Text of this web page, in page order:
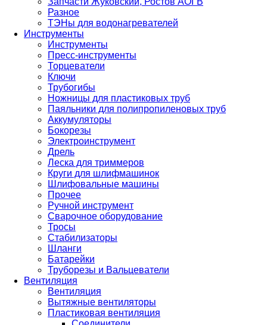
Разное
ТЭНы для водонагревателей
Инструменты
Инструменты
Пресс-инструменты
Торцеватели
Ключи
Трубогибы
Ножницы для пластиковых труб
Паяльники для полипропиленовых труб
Аккумуляторы
Бокорезы
Электроинструмент
Дрель
Леска для триммеров
Круги для шлифмашинок
Шлифовальные машины
Прочее
Ручной инструмент
Сварочное оборудование
Тросы
Стабилизаторы
Шланги
Батарейки
Труборезы и Вальцеватели
Вентиляция
Вентиляция
Вытяжные вентиляторы
Пластиковая вентиляция